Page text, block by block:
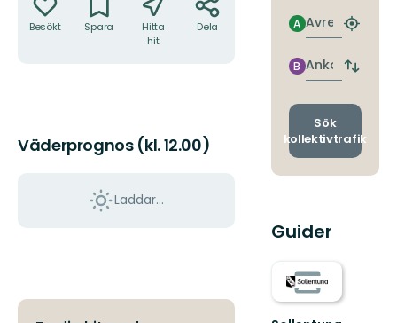
Besökt Spara
Hitta
hit
Dela
Väderprognos (kl. 12.00)
Laddar...
Avresa
A
Hitta
Ankomst
B
Byt
och
Sök
kollektivtrafik
Guider